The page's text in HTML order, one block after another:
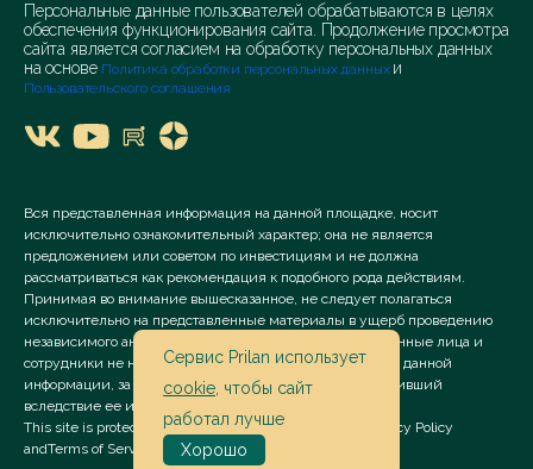
Персональные данные пользователей обрабатываются в целях
обеспечения функционирования сайта. Продолжение просмотра
сайта является согласием на обработку персональных данных
на основе Политика обработки персональных данных и
Пользовательского соглашения
Вся представленная информация на данной площадке, носит
исключительно ознакомительный характер; она не является
предложением или советом по инвестициям и не должна
рассматриваться как рекомендация к подобного рода действиям.
Принимая во внимание вышесказанное, не следует полагаться
исключительно на представленные материалы в ущерб проведению
независимого анализа. Сервис «Prilan» его аффилированные лица и
сотрудники не несут ответственности за использование данной
информации, за прямой или косвенный ущерб, наступивший
вследствие ее использования.
This site is protected by reCAPTCHA and the Google
Privacy Policy
andTerms of Service apply.
Сервис Prilan использует
cookie , чтобы сайт
работал лучше
Хорошо